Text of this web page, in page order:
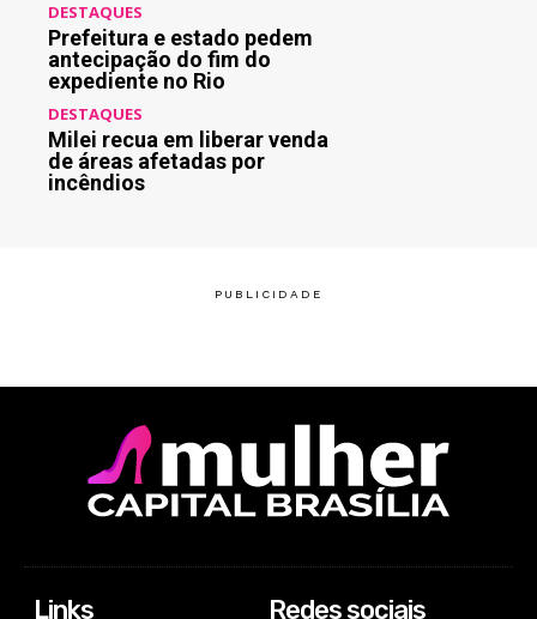
DESTAQUES
Prefeitura e estado pedem
antecipação do fim do
expediente no Rio
DESTAQUES
Milei recua em liberar venda
de áreas afetadas por
incêndios
Links Redes sociais